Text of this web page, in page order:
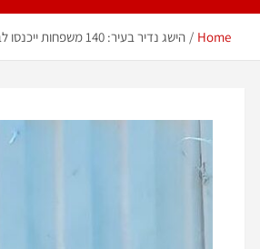
Home הישג נדיר בעיר: 140 משפחות ייכנסו לבתים החדשים לפני פתיחת הלימודים